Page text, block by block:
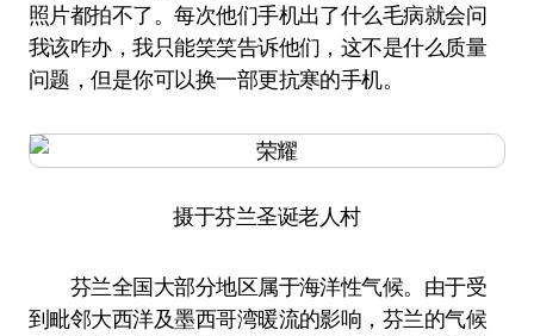
照片都拍不了。每次他们手机出了什么毛病就会问
我该咋办，我只能笑笑告诉他们，这不是什么质量
问题，但是你可以换一部更抗寒的手机。
摄于芬兰圣诞老人村
芬兰全国大部分地区属于海洋性气候。由于受
到毗邻大西洋及墨西哥湾暖流的影响，芬兰的气候